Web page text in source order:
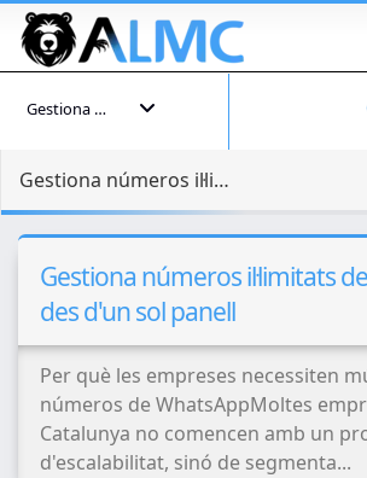
Gestiona el teu compte
Gestiona números il·limitats de WhatsApp des d'un sol panell
Gestiona números il·limitats
des d'un sol panell
Per què les empreses necessiten
números de WhatsAppMoltes
Catalunya no comencen amb un
d'escalabilitat, sinó de segmenta...